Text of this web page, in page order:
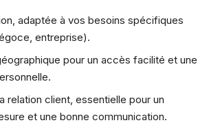
adaptée à vos besoins spécifiques
entreprise).
pour un accès facilité et une
relation client, essentielle pour un
et une bonne communication.